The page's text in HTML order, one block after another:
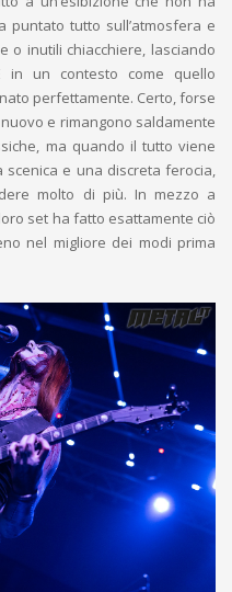
puntato tutto sull’atmosfera e
o inutili chiacchiere, lasciando
un contesto come quello
perfettamente. Certo, forse
e rimangono saldamente
ma quando il tutto viene
e una discreta ferocia,
molto di più. In mezzo a
set ha fatto esattamente ciò
nel migliore dei modi prima